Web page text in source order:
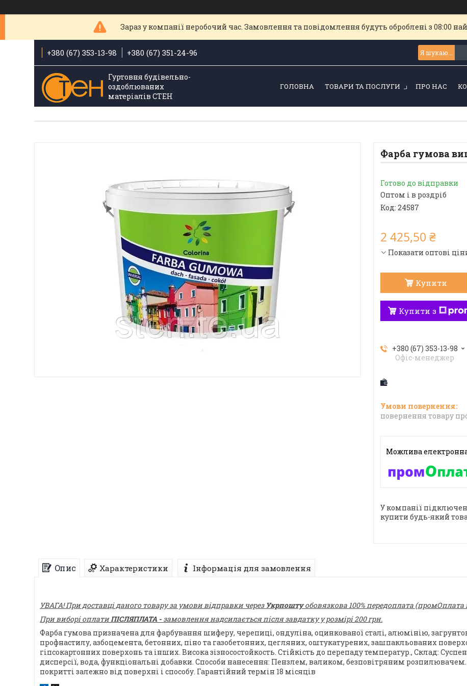
Зараз у компанії неробочий час. Замовлення та повідомлення будуть оброблені з 08:00
+380 (67) 353-13-98 +380 (67) 351-24-96
Гуртовня будівельно-
оздоблюваних
матеріалів СТЕН
ГОЛОВНА ТОВАРИ ТА ПОСЛУГИ ПРО НАС
Фарба гумова
Готово до відправки
Оптом і в роздріб
Код: 24587
2 425,50 ₴
Показати оптові
Купити
Купити з
+380 (67) 353-13-98
Офіс-менеджер
повернення товару
У компанії
купити будь-який
Опис Характеристики Інформація для замовлення
УВАГА! При доставці даного товару за умови відправки через Укрпоштуобовязкова 100% передоплата (промОплата
При виборі оплатиПІСЛЯПЛАТА - замовлення надсилається після завдатку у розмірі 200 грн.
Фарба гумова призначена для фарбування шиферу, черепиці, ондуліна, оцинкованої сталі, алюмінію,
профнастилу, азбоцемента, бетонних, піно та газобетонних, цегляних, оштукатурених, зашпакльованих
гіпсокартонних поверхонь та інших. Висока зізносостойкость. Стійкість до перепаду температур., Склад:
дисперсії, вода, функціональні добавки. Способи нанесення: Пензлем, валиком, безповітряним
покритті залежно від поверхні і способу. Гарантійний термін 18 місяців